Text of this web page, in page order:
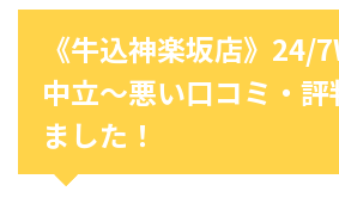
《牛込神楽坂店》
中立〜悪い口コミ・
ました！